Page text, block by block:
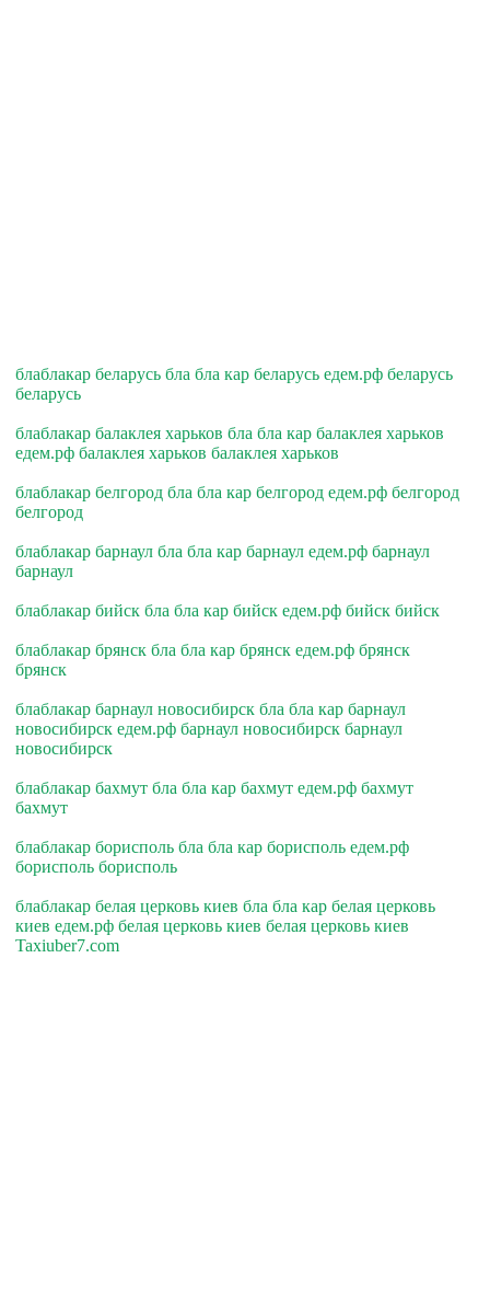
блаблакар беларусь бла бла кар беларусь едем.рф беларусь
беларусь
блаблакар балаклея харьков бла бла кар балаклея харьков
едем.рф балаклея харьков балаклея харьков
блаблакар белгород бла бла кар белгород едем.рф белгород
белгород
блаблакар барнаул бла бла кар барнаул едем.рф барнаул
барнаул
блаблакар бийск бла бла кар бийск едем.рф бийск бийск
блаблакар брянск бла бла кар брянск едем.рф брянск
брянск
блаблакар барнаул новосибирск бла бла кар барнаул
новосибирск едем.рф барнаул новосибирск барнаул
новосибирск
блаблакар бахмут бла бла кар бахмут едем.рф бахмут
бахмут
блаблакар борисполь бла бла кар борисполь едем.рф
борисполь борисполь
блаблакар белая церковь киев бла бла кар белая церковь
киев едем.рф белая церковь киев белая церковь киев
Taxiuber7.com